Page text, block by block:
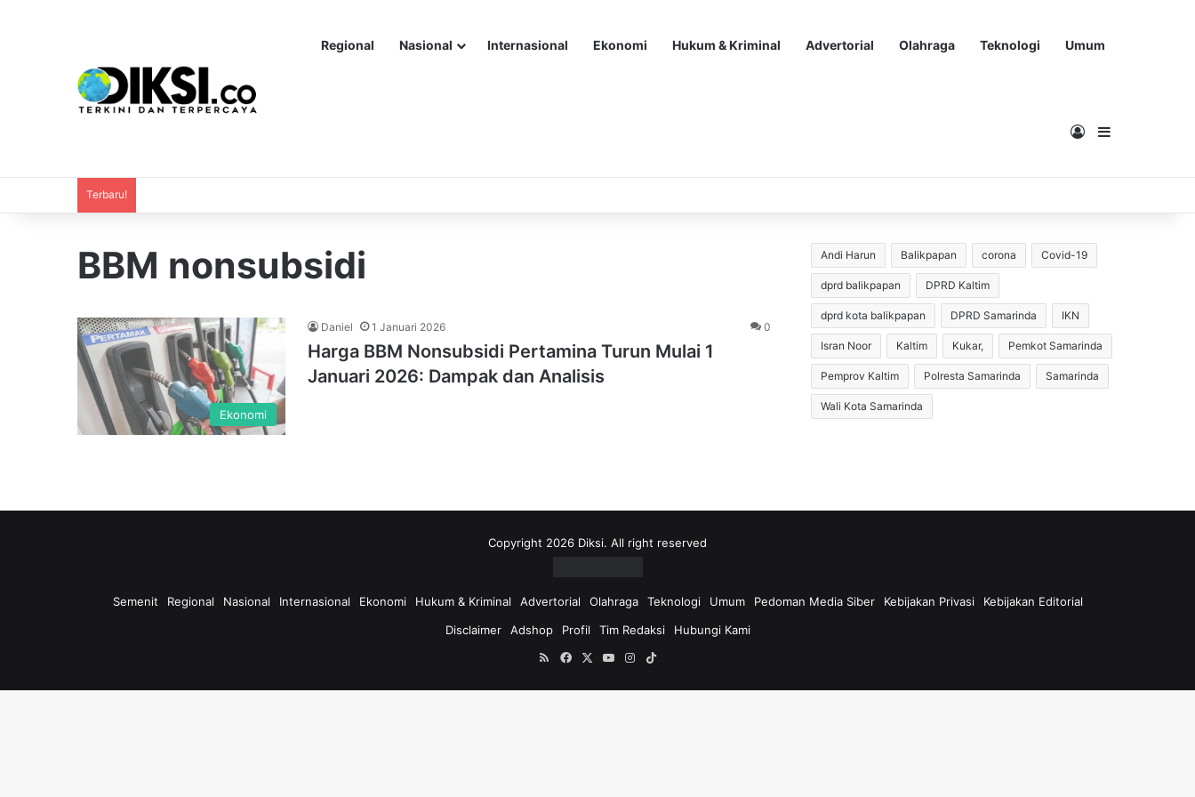
Regional Nasional Internasional Ekonomi Hukum & Kriminal Advertorial Olahraga Teknologi Umum
Masuk
Terbaru!
BBM nonsubsidi
Ekonomi
Daniel 1 Januari 2026 0
Harga BBM Nonsubsidi Pertamina Turun Mulai 1
Januari 2026: Dampak dan Analisis
Andi Harun Balikpapan corona Covid-19
dprd balikpapan DPRD Kaltim
dprd kota balikpapan DPRD Samarinda IKN
Isran Noor Kaltim Kukar, Pemkot Samarinda
Pemprov Kaltim Polresta Samarinda Samarinda
Wali Kota Samarinda
Copyright 2026 Diksi. All right reserved
Semenit Regional Nasional Internasional Ekonomi Hukum & Kriminal Advertorial Olahraga Teknologi Umum Pedoman Media Siber Kebijakan Privasi
Kebijakan Editorial
Disclaimer
Adshop Profil Tim Redaksi
Hubungi Kami
RSSFacebookYouTubeInstagram
TikTok